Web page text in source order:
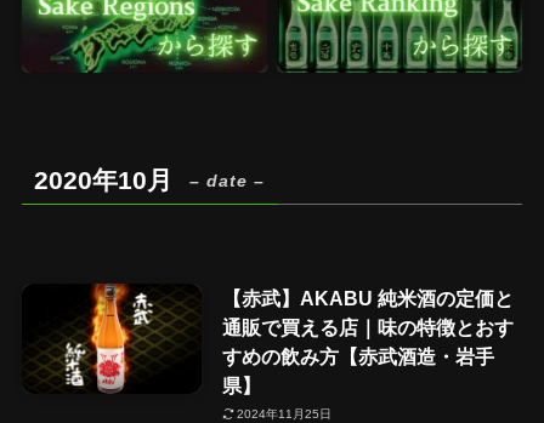
2020年10月 – date –
【赤武】AKABU 純米酒の定価と
通販で買える店｜味の特徴とおす
すめの飲み方【赤武酒造・岩手
県】
2024年11月25日